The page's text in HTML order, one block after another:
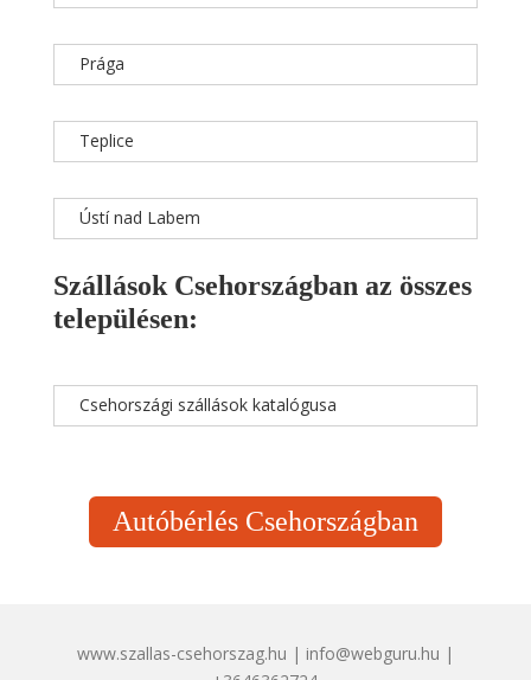
Prága
Teplice
Ústí nad Labem
Szállások Csehországban az összes
településen:
Csehországi szállások katalógusa
Autóbérlés Csehországban
www.szallas-csehorszag.hu | info@webguru.hu |